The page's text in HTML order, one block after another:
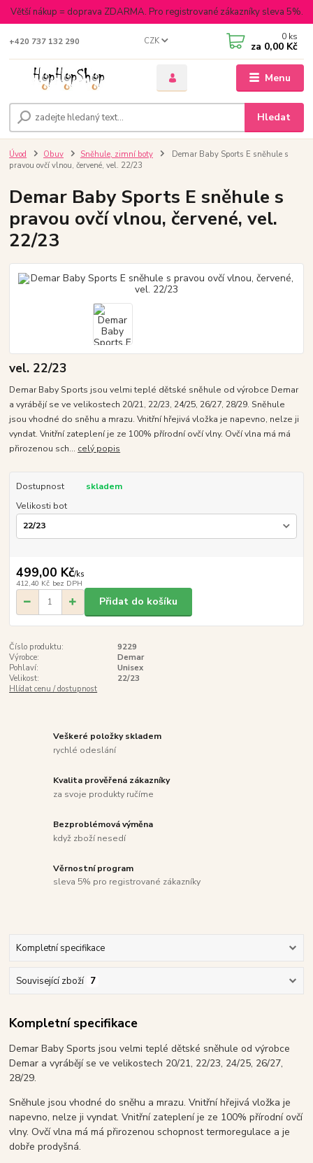
Větší nákup = doprava ZDARMA. Pro registrované zákazníky sleva 5%.
Menu
CZK
Hledat
+420 737 132 290 0 ks
za 0,00 Kč
Úvod Obuv Sněhule, zimní boty
Demar Baby Sports E sněhule s
pravou ovčí vlnou, červené, vel. 22/23
Demar Baby Sports E sněhule s
pravou ovčí vlnou, červené, vel.
22/23
vel. 22/23
Demar Baby Sports jsou velmi teplé dětské sněhule od výrobce Demar
a vyrábějí se ve velikostech 20/21, 22/23, 24/25, 26/27, 28/29. Sněhule
jsou vhodné do sněhu a mrazu. Vnitřní hřejivá vložka je napevno, nelze ji
vyndat. Vnitřní zateplení je ze 100% přírodní ovčí vlny. Ovčí vlna má má
přirozenou sch... celý popis
Dostupnost
skladem
Velikosti bot
499,00 Kč/ks
412,40 Kč bez DPH
Přidat do košíku
Číslo produktu:
9229
Výrobce:
Demar
Pohlaví:
Unisex
Velikost:
22/23
Hlídat cenu / dostupnost
Veškeré položky skladem
rychlé odeslání
Kvalita prověřená zákazníky
za svoje produkty ručíme
Bezproblémová výměna
když zboží nesedí
Věrnostní program
sleva 5% pro registrované zákazníky
Kompletní specifikace
Související zboží 7
Kompletní specifikace
Demar Baby Sports jsou velmi teplé dětské sněhule od výrobce
Demar a vyrábějí se ve velikostech 20/21, 22/23, 24/25, 26/27,
28/29.
Sněhule jsou vhodné do sněhu a mrazu. Vnitřní hřejivá vložka je
napevno, nelze ji vyndat. Vnitřní zateplení je ze 100% přírodní ovčí
vlny. Ovčí vlna má má přirozenou schopnost termoregulace a je
dobře prodyšná.